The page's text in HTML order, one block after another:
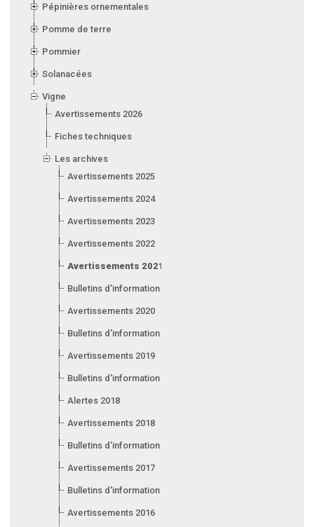
Pépinières ornementales
Pomme de terre
Pommier
Solanacées
Vigne
Avertissements 2026
Fiches techniques
Les archives
Avertissements 2025
Avertissements 2024
Avertissements 2023
Avertissements 2022
Avertissements 2021
Bulletins d'information 2021
Avertissements 2020
Bulletins d'information 2020
Avertissements 2019
Bulletins d'information 2019
Alertes 2018
Avertissements 2018
Bulletins d'information 2018
Avertissements 2017
Bulletins d'information 2017
Avertissements 2016